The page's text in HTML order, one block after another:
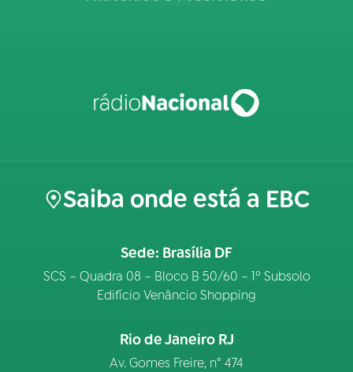
Saiba onde está a EBC
Sede: Brasília DF
SCS – Quadra 08 – Bloco B 50/60 – 1º Subsolo
Edifício Venâncio Shopping
Rio de Janeiro RJ
Av. Gomes Freire, n° 474